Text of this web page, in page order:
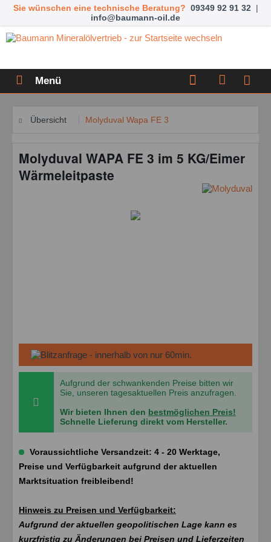
Sie wünschen eine technische Beratung? 09349 92 91 32 |
info@baumann-oil.de
Menü
Übersicht Molyduval Wapa FE 3
Molyduval WAPA FE 3 im 5 KG/Eimer
Wärmeleitpaste
Aufgrund der schwankenden Preise bitten wir
Sie, unseren tagesaktuellen Preis anzufragen.
Wir bieten Ihnen den bestmöglichen Preis!
Schnelle Lieferung direkt vom Hersteller.
Voraussichtliche Versandzeit: 4 - 20 Werktage,
Preise und Verfügbarkeit aufgrund der aktuellen
Marktsituation freibleibend!
Hinweis zu Preisen und Verfügbarkeit:
Aufgrund der aktuellen geopolitischen Lage kann es
kurzfristig zu Änderungen bei Preisen und Lieferzeiten